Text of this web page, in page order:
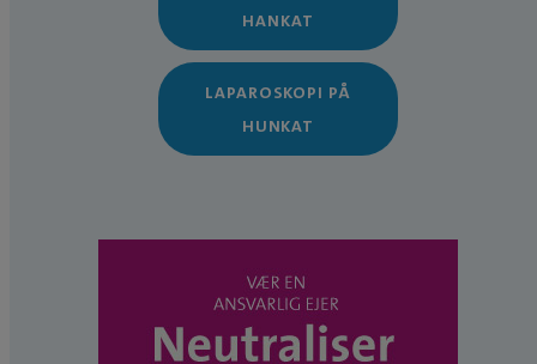
HANKAT
LAPAROSKOPI PÅ
HUNKAT